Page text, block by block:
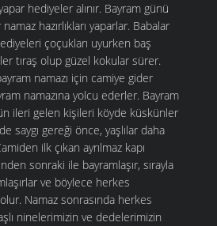
hediyeler alınır. Bayram günü
hazırlıkları yaparlar. Babalar
çoçukları uyurken baş
tıraş olup güzel kokular sürer.
namazı için camiye gider
namazına yolcu ederler. Bayram
ileri gelen kişileri köyde küskünler
saygı gereği önce, yaşlılar daha
ilk çıkan ayrılmaz kapı
sonraki ile bayramlaşır, sırayla
ve böylece herkes
Namaz sonrasında herkes
ninelerimizin ve dedelerimizin